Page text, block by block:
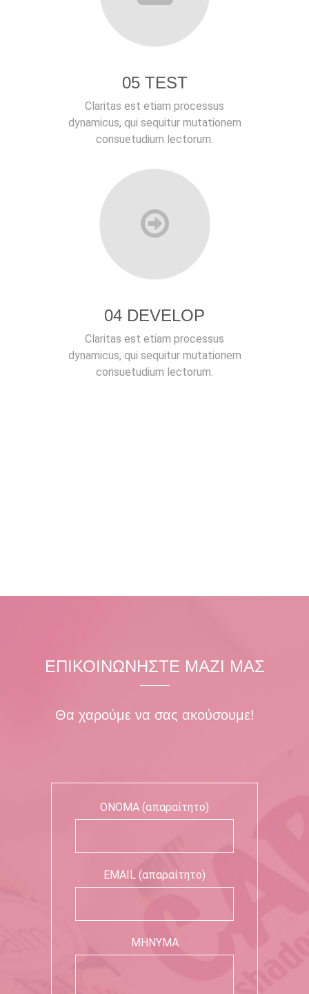
05 TEST
Claritas est etiam processus
dynamicus, qui sequitur mutationem
consuetudium lectorum.
04 DEVELOP
Claritas est etiam processus
dynamicus, qui sequitur mutationem
consuetudium lectorum.
ΕΠΙΚΟΙΝΩΝΗΣΤΕ ΜΑΖΙ ΜΑΣ
Θα χαρούμε να σας ακούσουμε!
ΟΝΟΜΑ (απαραίτητο)
EMAIL (απαραίτητο)
ΜΗΝΥΜΑ